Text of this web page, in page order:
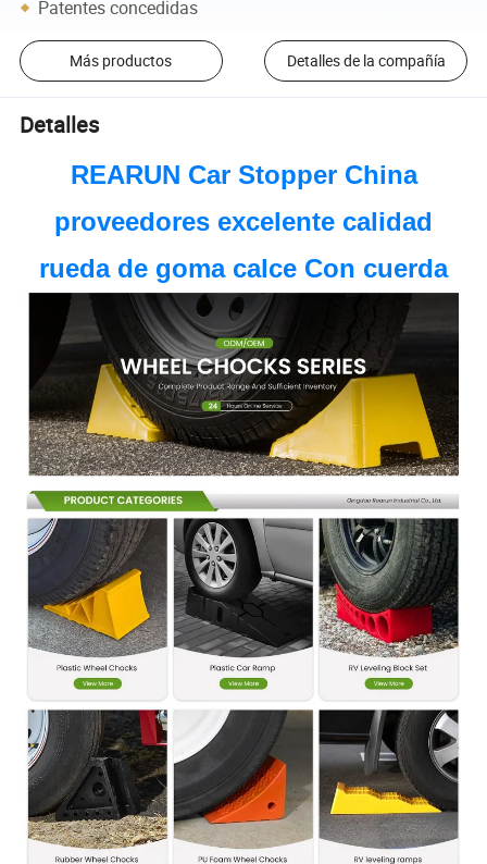
Patentes concedidas
Más productos Detalles de la compañía
Detalles
REARUN Car Stopper China
proveedores excelente calidad
rueda de goma calce Con cuerda